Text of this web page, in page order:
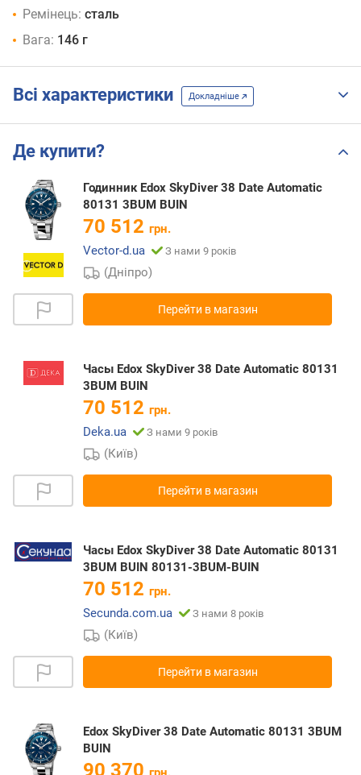
Ремінець: сталь
Вага: 146 г
Всі характеристики Докладніше
Де купити?
Годинник Edox SkyDiver 38 Date Automatic
80131 3BUM BUIN
70 512 грн.
Vector-d.ua
З нами 9 років
(Дніпро)
Перейти в магазин
Часы Edox SkyDiver 38 Date Automatic 80131
3BUM BUIN
70 512 грн.
Deka.ua
З нами 9 років
(Київ)
Перейти в магазин
Часы Edox SkyDiver 38 Date Automatic 80131
3BUM BUIN 80131-3BUM-BUIN
70 512 грн.
Secunda.com.ua
З нами 8 років
(Київ)
Перейти в магазин
Edox SkyDiver 38 Date Automatic 80131 3BUM
BUIN
90 370